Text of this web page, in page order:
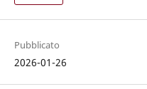
Pubblicato
2026-01-26